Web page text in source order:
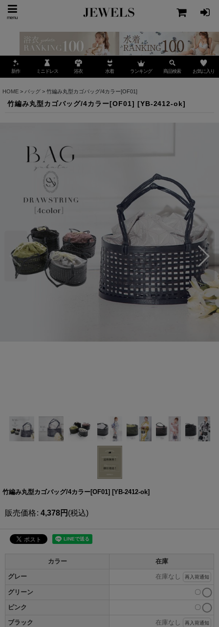
menu
新作 ミニドレス 浴衣 水着 ランキング 商品検索 お気に入り
HOME > バッグ > 竹編み丸型カゴバッグ/4カラー[OF01]
竹編み丸型カゴバッグ/4カラー[OF01] [YB-2412-ok]
竹編み丸型カゴバッグ/4カラー[OF01] [YB-2412-ok]
販売価格: 4,378円 (税込)
カラー 在庫
グレー 在庫なし 再入荷通知
グリーン 〇
ピンク 〇
ブラック 在庫なし 再入荷通知